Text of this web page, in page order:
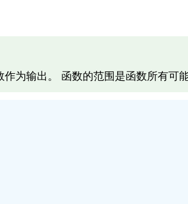
为输出。 函数的范围是函数所有可